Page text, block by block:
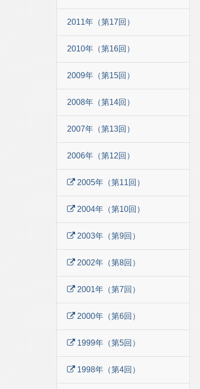
2011年（第17回）
2010年（第16回）
2009年（第15回）
2008年（第14回）
2007年（第13回）
2006年（第12回）
2005年（第11回）
2004年（第10回）
2003年（第9回）
2002年（第8回）
2001年（第7回）
2000年（第6回）
1999年（第5回）
1998年（第4回）